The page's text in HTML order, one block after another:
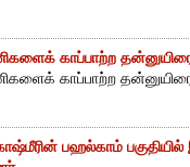
காப்பாற்ற
காப்பாற்ற
பஹல்காம்